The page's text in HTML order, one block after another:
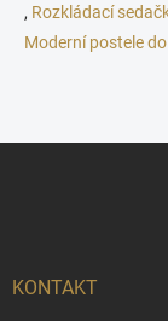
, Rozkládací
Moderní postele
KONTAKT